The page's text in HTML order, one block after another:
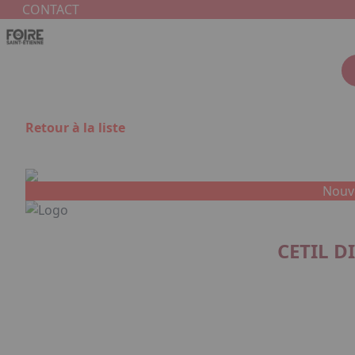
Aller au contenu principal
CONTACT
Retour à la liste
CETIL
Panneau de gestion des cookies